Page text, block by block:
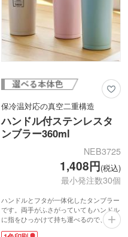
保冷温対応の真空二重構造
ハンドル付ステンレスタ
ンブラー360ml
NEB3725
1,408円(税込)
最小発注数30個
ハンドルとフタが一体化したタンブラー
です。両手がふさがっていてもハンドル
に指をひっかけて持ち運べるので、会議
などオフィスでのちょっとした移動の際